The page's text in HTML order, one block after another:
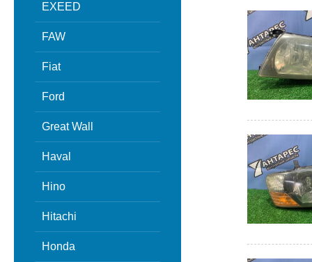
EXEED
FAW
Fiat
Ford
Great Wall
Haval
Hino
Hitachi
Honda